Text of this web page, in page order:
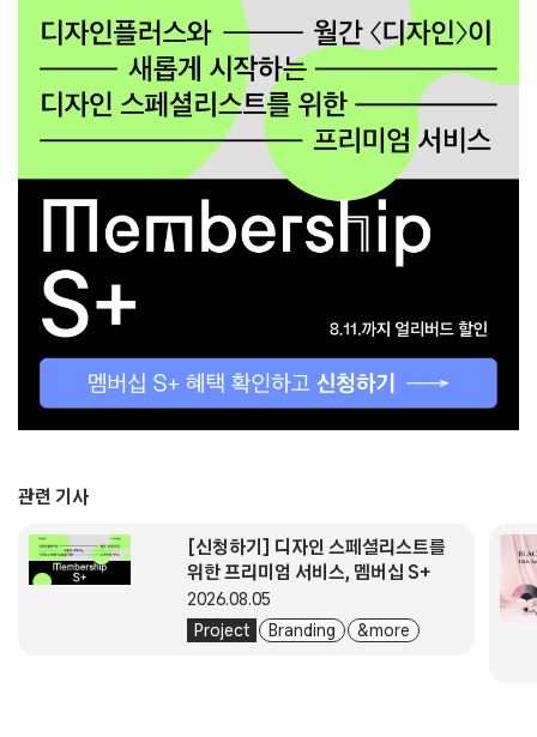
관련 기사
Project Branding & more
[신청하기] 디자인 스페셜리스트를
위한 프리미엄 서비스, 멤버십 S+
2026.08.05